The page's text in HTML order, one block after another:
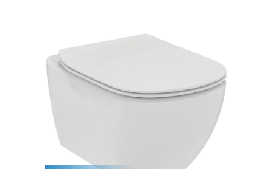
Душевые кабины
Полотенцесушители
Аксессуары для ванных комнат
Зеркала